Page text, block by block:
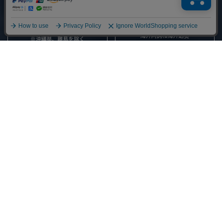
※沖縄県、離島を除く
OVERSEA ORDERS AND SHIPPING
海外网购和海外送货